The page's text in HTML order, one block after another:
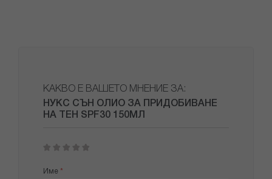
КАКВО Е ВАШЕТО МНЕНИЕ ЗА:
НУКС СЪН ОЛИО ЗА ПРИДОБИВАНЕ
НА ТЕН SPF30 150МЛ
star
stars
stars
stars
stars
Име